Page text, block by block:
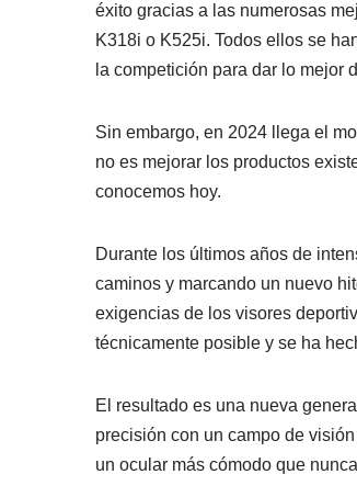
éxito gracias a las numerosas
K318i o K525i. Todos ellos se
la competición para dar lo mejor
Sin embargo, en 2024 llega el
no es mejorar los productos
conocemos hoy.
Durante los últimos años de
caminos y marcando un nuevo
exigencias de los visores
técnicamente posible y se ha
El resultado es una nueva
precisión con un campo de
un ocular más cómodo que